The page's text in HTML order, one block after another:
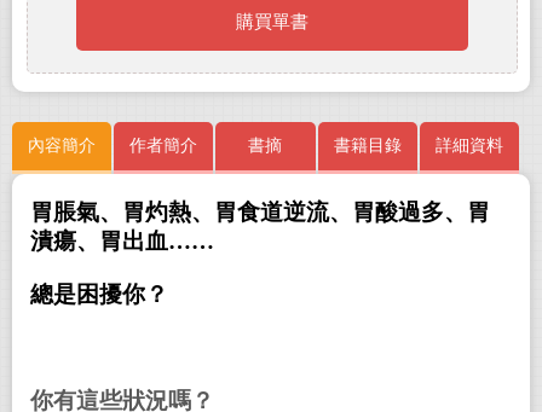
購買單書
內容簡介 作者簡介 書摘 書籍目錄 詳細資料
胃脹氣、胃灼熱、胃食道逆流、胃酸過多、胃
潰瘍、胃出血……
總是困擾你？
你有這些狀況嗎？